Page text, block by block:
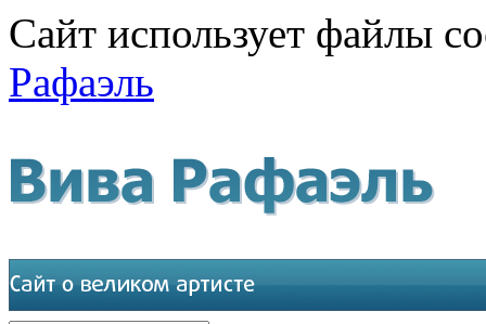
Сайт использует файлы
Рафаэль